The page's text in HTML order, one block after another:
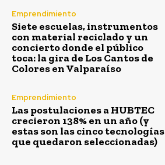
Emprendimiento
Siete escuelas, instrumentos
con material reciclado y un
concierto donde el público
toca: la gira de Los Cantos de
Colores en Valparaíso
Emprendimiento
Las postulaciones a HUBTEC
crecieron 138% en un año (y
estas son las cinco tecnologías
que quedaron seleccionadas)